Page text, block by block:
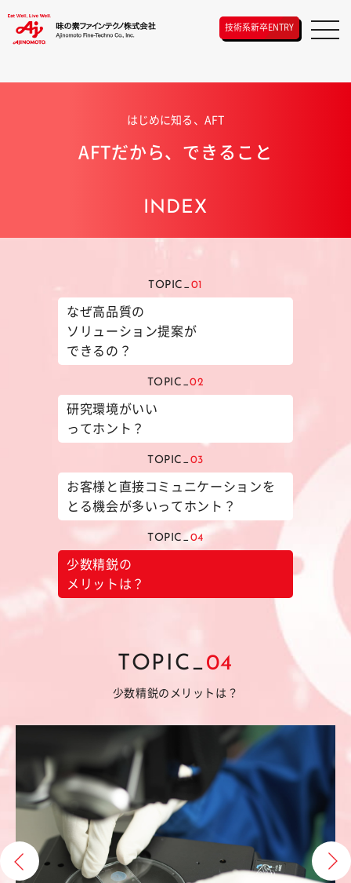
技術系新卒ENTRY
はじめに知る、AFT
AFTだから、できること
INDEX
TOPIC_ 01
なぜ高品質の
ソリューション提案が
できるの？
TOPIC_02
研究環境がいい
ってホント？
TOPIC_ 03
お客様と直接コミュニケーションを
とる機会が多いってホント？
TOPIC_04
少数精鋭の
メリットは？
TOPIC_04
少数精鋭のメリットは？